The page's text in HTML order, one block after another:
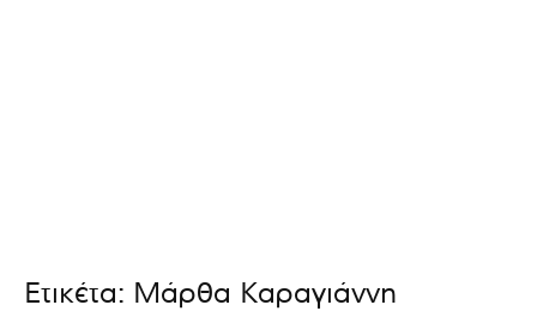
Ετικέτα: Μάρθα Καραγιάννη